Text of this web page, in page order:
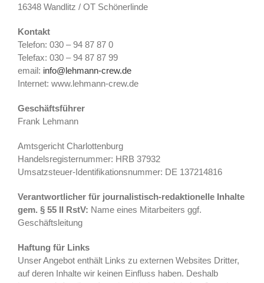
16348 Wandlitz / OT Schönerlinde
Kontakt
Telefon: 030 – 94 87 87 0
Telefax: 030 – 94 87 87 99
email: info@lehmann-crew.de
Internet: www.lehmann-crew.de
Geschäftsführer
Frank Lehmann
Amtsgericht Charlottenburg
Handelsregisternummer: HRB 37932
Umsatzsteuer-Identifikationsnummer: DE 137214816
Verantwortlicher für journalistisch-redaktionelle Inhalte
gem. § 55 II RstV: Name eines Mitarbeiters ggf.
Geschäftsleitung
Haftung für Links
Unser Angebot enthält Links zu externen Websites Dritter,
auf deren Inhalte wir keinen Einfluss haben. Deshalb